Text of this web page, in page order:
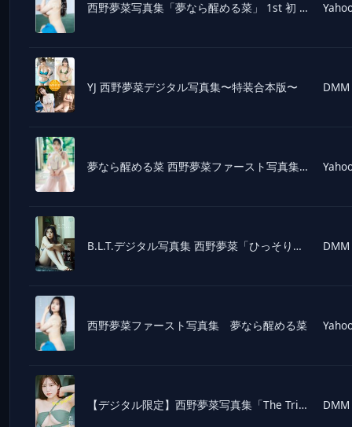
西野夢菜写真集「夢なら醒める菜」 1st 初 フォトブック グラビアアイドル タレント にしの ゆめな ゴッドタン 鎧美...
YJ 西野夢菜デジタル写真集〜特装合本版〜 DMM
夢なら醒める菜 西野夢菜ファースト写真集/西村康
B.L.T.デジタル写真集 西野夢菜「ひっそりはじっこぐらし」 DMM
西野夢菜ファースト写真集 夢なら醒める菜
【デジタル限定】西野夢菜写真集「The Triangle」 DMM